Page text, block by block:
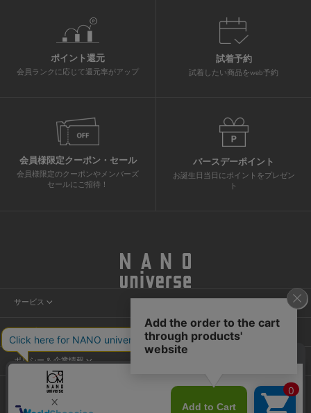
ポイント還元
会員ランクに応じて還元率がアップ
試着予約
試着したい商品をweb予約
会員様限定クーポン・セール
会員様限定のクーポンやメンバーズ
セールにご招待！
バースデーポイント
お誕生日当日にポイントをプレゼン
ト
サービス
ニュース
店舗検索
カスタマーサービス
ショッピングガイド
よくあるご質問
お問い合わせ
ポリシー & 企業情報
プライバシーポリシー